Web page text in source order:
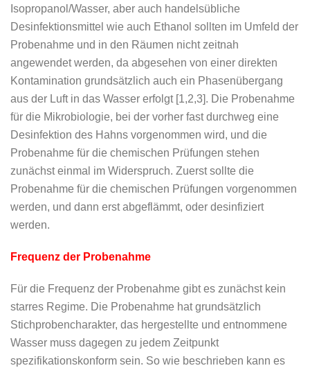
Isopropanol/Wasser, aber auch handelsübliche
Desinfektionsmittel wie auch Ethanol sollten im Umfeld der
Probenahme und in den Räumen nicht zeitnah
angewendet werden, da abgesehen von einer direkten
Kontamination grundsätzlich auch ein Phasenübergang
aus der Luft in das Wasser erfolgt [1,2,3]. Die Probenahme
für die Mikrobiologie, bei der vorher fast durchweg eine
Desinfektion des Hahns vorgenommen wird, und die
Probenahme für die chemischen Prüfungen stehen
zunächst einmal im Widerspruch. Zuerst sollte die
Probenahme für die chemischen Prüfungen vorgenommen
werden, und dann erst abgeflämmt, oder desinfiziert
werden.
Frequenz der Probenahme
Für die Frequenz der Probenahme gibt es zunächst kein
starres Regime. Die Probenahme hat grundsätzlich
Stichprobencharakter, das hergestellte und entnommene
Wasser muss dagegen zu jedem Zeitpunkt
spezifikationskonform sein. So wie beschrieben kann es